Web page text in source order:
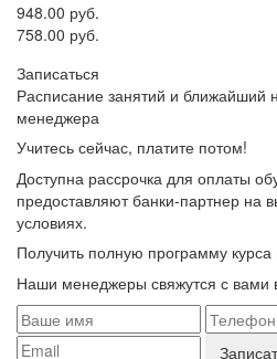
948.00 руб.
758.00 руб.
Записаться
Расписание занятий и ближайший
менеджера
Учитесь сейчас, платите потом!
Доступна рассрочка для оплаты
предоставляют банки-партнер на
условиях.
Получить полную программу курса
Наши менеджеры свяжутся с вами